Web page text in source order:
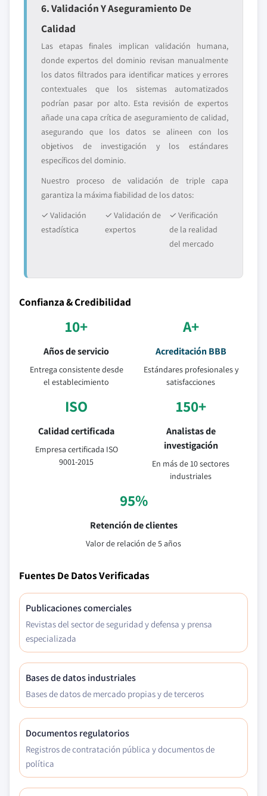
6. Validación Y Aseguramiento De
Calidad
Las etapas finales implican validación humana,
donde expertos del dominio revisan manualmente
los datos filtrados para identificar matices y errores
contextuales que los sistemas automatizados
podrían pasar por alto. Esta revisión de expertos
añade una capa crítica de aseguramiento de calidad,
asegurando que los datos se alineen con los
objetivos de investigación y los estándares
específicos del dominio.
Nuestro proceso de validación de triple capa
garantiza la máxima fiabilidad de los datos:
✓ Validación
estadística
✓ Validación de
expertos
✓ Verificación
de la realidad
del mercado
Confianza & Credibilidad
10+
Años de servicio
Entrega consistente desde
el establecimiento
A+
Acreditación BBB
Estándares profesionales y
satisfacciones
ISO
Calidad certificada
Empresa certificada ISO
9001-2015
150+
Analistas de
investigación
En más de 10 sectores
industriales
95%
Retención de clientes
Valor de relación de 5 años
Fuentes De Datos Verificadas
Publicaciones comerciales
Revistas del sector de seguridad y defensa y prensa
especializada
Bases de datos industriales
Bases de datos de mercado propias y de terceros
Documentos regulatorios
Registros de contratación pública y documentos de
política